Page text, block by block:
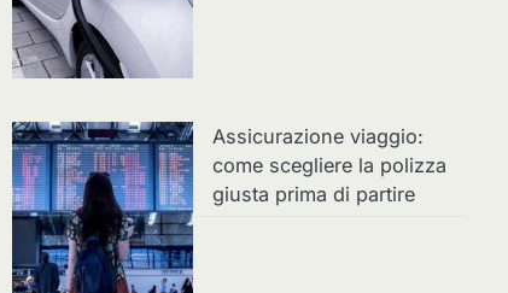
Assicurazione viaggio:
come scegliere la polizza
giusta prima di partire